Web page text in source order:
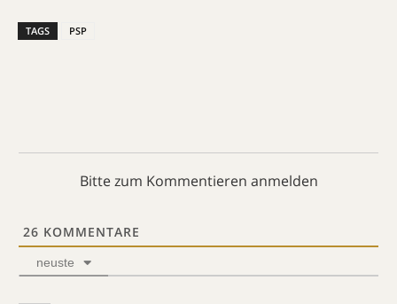
TAGS PSP
Bitte zum Kommentieren anmelden
26 KOMMENTARE
neuste